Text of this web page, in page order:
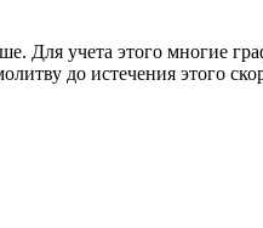
Для учета этого многие
до истечения этого